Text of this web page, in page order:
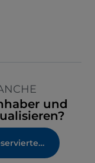
und
Greifen Sie jetzt auf Ihren reservierten Bereich zu